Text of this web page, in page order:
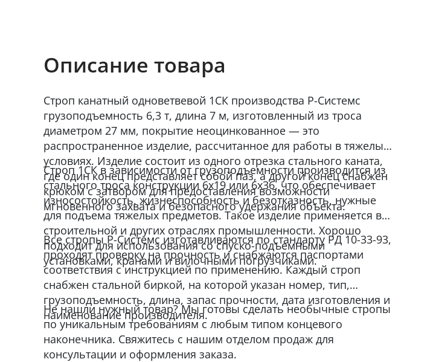
Описание товара
Строп канатный одноветвевой 1СК производства Р-Системс
грузоподъемность 6,3 т, длина 7 м, изготовленный из троса
диаметром 27 мм, покрытие неоцинкованное — это
распространенное изделие, рассчитанное для работы в тяжелых
условиях. Изделие состоит из одного отрезка стального каната,
где один конец представляет собой паз, а другой конец снабжен
крюком с затвором для предоставления возможности
мгновенного захвата и безопасного удержания объекта.
Строп 1СК в зависимости от грузоподъемности производится из
стального троса конструкции 6x19 или 6x36, что обеспечивает
износостойкость, жизнеспособность и безотказность, нужные
для подъема тяжелых предметов. Такое изделие применяется в
строительной и других отраслях промышленности. Хорошо
подходит для использования со спуско-подъемными
установками, кранами и вилочными погрузчиками.
Все стропы Р-Системс изготавливаются по стандарту РД 10-33-93,
проходят проверку на прочность и снабжаются паспортами
соответствия с инструкцией по применению. Каждый строп
снабжен стальной биркой, на которой указан номер, тип,
грузоподъемность, длина, запас прочности, дата изготовления и
наименование производителя.
Не нашли нужный товар? Мы готовы сделать необычные стропы
по уникальным требованиям с любым типом концевого
наконечника. Свяжитесь с нашим отделом продаж для
консультации и оформления заказа.